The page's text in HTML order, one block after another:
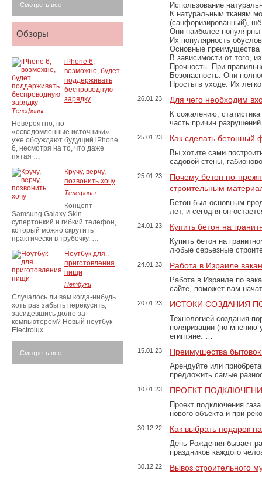
Использование
К натуральным тканям
(санфоризированный),
Они наиболее популярны
Их популярность
Основные преимущества
В зависимости от того,
Прочность. При
Безопасность. Они
Просты в уходе. Их
26.01.23 Для чего необходим
К сожалению,
часть причин
25.01.23 Как сделать бетонный
Вы хотите сами
садовой стены,
25.01.23
Почему бетон по-
строительным
Бетон был основным
лет, и сегодня он
24.01.23 Купить бетон на
Купить бетон на
любые серьезные
24.01.23 Работа в Израиле
Работа в Израиле по
сайте, поможет вам
20.01.23 ИСТОКИ СОЗДАНИЯ
Технологией создания
поляризации (по
египтяне. …
15.01.23 Преимущества
Арендуйте или
предложить самые
10.01.23 ПРОЕКТ
Проект подключения
нового объекта и при
30.12.22 Как выбрать подарок
День Рождения бывает
праздников каждого
30.12.22 Вывоз строительного
Смотреть все
Обзоры
iPhone 6,
возможно, будет
поддерживать
беспроводную
зарядку
Телефоны
Невероятно, но
«осведомленные источники»
уже обсуждают будущий iPhone
6, несмотря на то, что даже
пятая …
Кручу, верчу,
позвонить хочу
Телефоны
Концепт
Samsung Galaxy Skin —
супертонкий и гибкий телефон,
который можно скрутить
практически в трубочку. …
Ноутбук для..
приготовления
пищи
Нетбуки
Случалось ли вам когда-нибудь
хоть раз забыть перекусить,
засидевшись долго за
компьютером? Новый ноутбук
Electrolux …
Смотреть все